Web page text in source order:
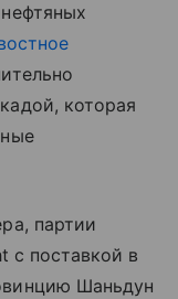
которая
партии
с поставкой в
Шаньдун